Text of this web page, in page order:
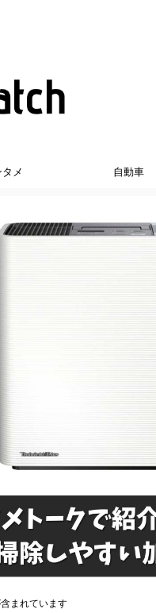
メ 自動車
まれています